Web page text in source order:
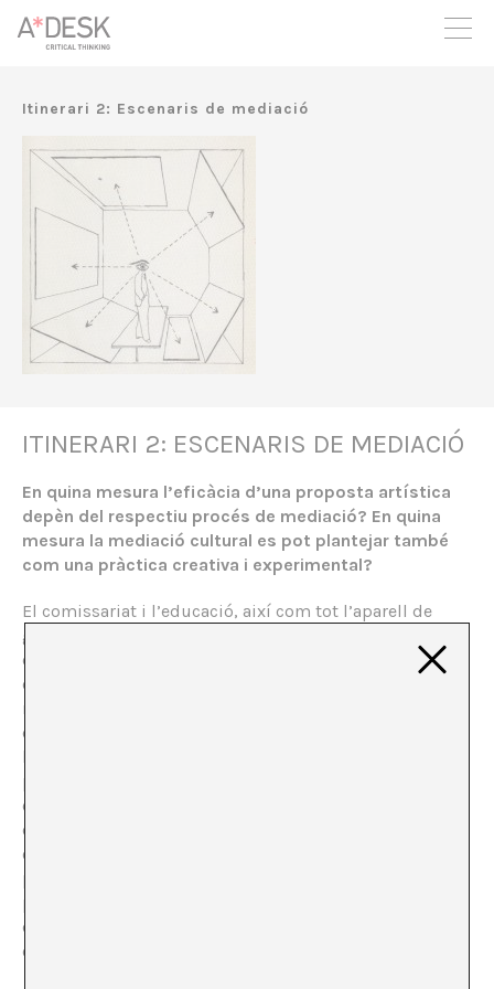
seguim necessitant-te per a poder seguir endavant. Ara pots
participar del projecte i recolzar-lo.
Itinerari 2: Escenaris de mediació
ITINERARI 2: ESCENARIS DE MEDIACIÓ
En quina mesura l’eficàcia d’una proposta artística
depèn del respectiu procés de mediació? En quina
mesura la mediació cultural es pot plantejar també
com una pràctica creativa i experimental?
El comissariat i l’educació, així com tot l’aparell de
gestió i la mediació cultural, s’han de concebre avui en
dia com elements actius en l’assoliment d’entorns
d’innovació. Si bé en la perspectiva del formalisme
modern s’hauria tendit a considerar l’art com un
dispositiu autònom, avui en dia ja no es creu que
l’eficàcia comunicativa i transformadora de l’art sigui
possible si no s’incideix també, i tanmateix s’anticipa,
el dispositiu de mediació. Un dels reptes de l’art
contemporani és el de repensar, per tant, qüestions
com són el comissariat i l’educació des d’una
perspectiva experimental, i com a processos des d’on,
precisament, generar els processos de diàleg i
d’hibridació que es requereixen per a la innovació
cultural.